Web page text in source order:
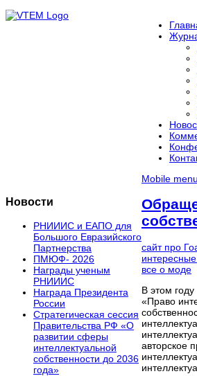
Mobile menu
Новости
РНИИИС и ЕАПО для
Большого Евразийского
Партнерства
ПМЮФ- 2026
Награды ученым
РНИИИС
Награда Президента
России
Стратегическая сессия
Правительства РФ «О
развитии сферы
интеллектуальной
собственности до 2036
года»
сайт про
все о моде
В этом
«Право
авторское